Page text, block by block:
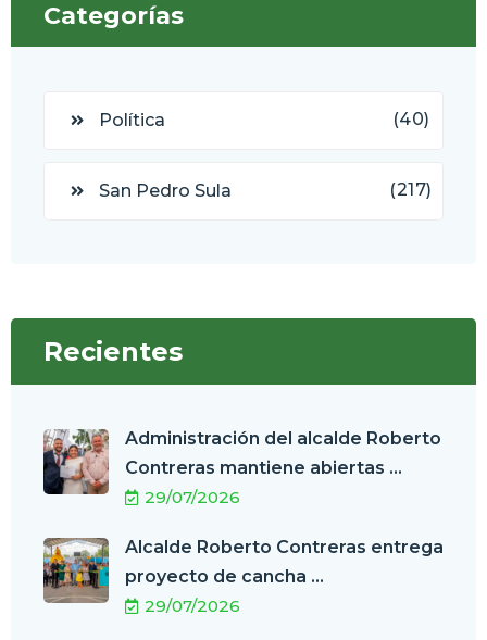
Categorías
Política (40)
San Pedro Sula (217)
Recientes
Administración del alcalde Roberto
Contreras mantiene abiertas ...
29/07/2026
Alcalde Roberto Contreras entrega
proyecto de cancha ...
29/07/2026